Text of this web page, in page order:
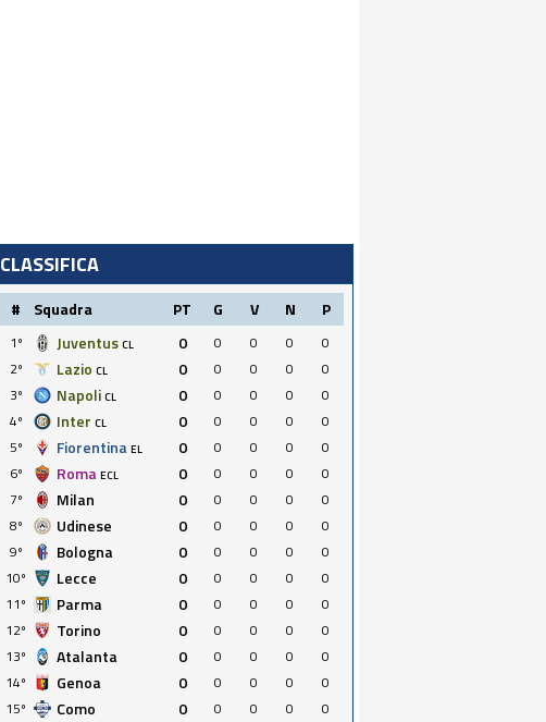
CLASSIFICA
# Squadra PT G V N P
1º Juventus CL 0 0 0 0
0
2º
Lazio CL 0 0 0 0
0
3º
Napoli CL 0 0 0 0
0
4º
Inter CL 0 0 0 0
0
5º
Fiorentina EL 0 0 0 0
0
6º
Roma ECL 0 0 0 0
0
7º
Milan 0 0 0 0
0
8º
Udinese 0 0 0 0
0
9º
Bologna 0 0 0 0
0
10º
Lecce 0 0 0 0
0
11º
Parma 0 0 0 0
0
12º
Torino 0 0 0 0
0
13º
Atalanta 0 0 0 0
0
14º
Genoa 0 0 0 0
0
15º
Como 0 0 0 0 0